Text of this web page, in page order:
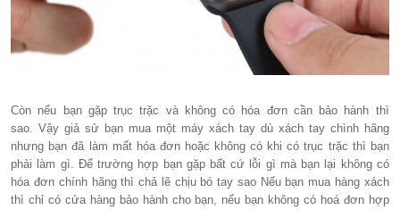
Còn nếu bạn gặp trục trặc và không có hóa đơn cần bảo hành thì
sao. Vậy giả sử bạn mua một máy xách tay dù xách tay chình hãng
nhưng bạn đã làm mất hóa đơn hoặc không có khi có trục trặc thì bạn
phải làm gì. Để trường hợp bạn gặp bất cứ lỗi gì mà bạn lại không có
hóa đơn chính hãng thì chả lẽ chịu bó tay sao Nếu bạn mua hàng xách
thì chỉ có cửa hàng bảo hành cho bạn, nếu bạn không có hoá đơn hợp